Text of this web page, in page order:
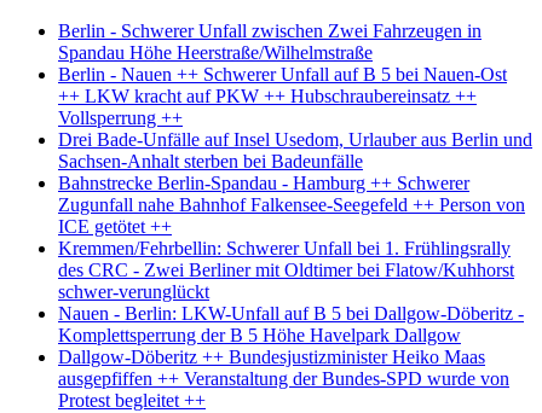
Berlin - Schwerer Unfall zwischen Zwei Fahrzeugen in
Spandau Höhe Heerstraße/Wilhelmstraße
Berlin - Nauen ++ Schwerer Unfall auf B 5 bei Nauen-Ost
++ LKW kracht auf PKW ++ Hubschraubereinsatz ++
Vollsperrung ++
Drei Bade-Unfälle auf Insel Usedom, Urlauber aus Berlin und
Sachsen-Anhalt sterben bei Badeunfälle
Bahnstrecke Berlin-Spandau - Hamburg ++ Schwerer
Zugunfall nahe Bahnhof Falkensee-Seegefeld ++ Person von
ICE getötet ++
Kremmen/Fehrbellin: Schwerer Unfall bei 1. Frühlingsrally
des CRC - Zwei Berliner mit Oldtimer bei Flatow/Kuhhorst
schwer-verunglückt
Nauen - Berlin: LKW-Unfall auf B 5 bei Dallgow-Döberitz -
Komplettsperrung der B 5 Höhe Havelpark Dallgow
Dallgow-Döberitz ++ Bundesjustizminister Heiko Maas
ausgepfiffen ++ Veranstaltung der Bundes-SPD wurde von
Protest begleitet ++